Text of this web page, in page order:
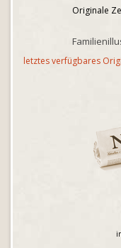
Originale
letztes verfügbares